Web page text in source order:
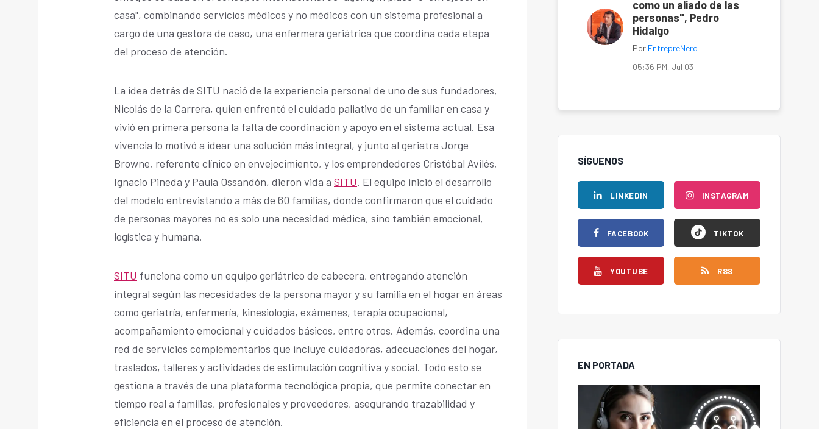
casa", combinando servicios médicos y no médicos con un sistema profesional a
cargo de una gestora de caso, una enfermera geriátrica que coordina cada etapa
del proceso de atención.
La idea detrás de SITU nació de la experiencia personal de uno de sus fundadores,
Nicolás de la Carrera, quien enfrentó el cuidado paliativo de un familiar en casa y
vivió en primera persona la falta de coordinación y apoyo en el sistema actual. Esa
vivencia lo motivó a idear una solución más integral, y junto al geriatra Jorge
Browne, referente clínico en envejecimiento, y los emprendedores Cristóbal Avilés,
Ignacio Pineda y Paula Ossandón, dieron vida a SITU. El equipo inició el desarrollo
del modelo entrevistando a más de 60 familias, donde confirmaron que el cuidado
de personas mayores no es solo una necesidad médica, sino también emocional,
logística y humana.
SITU funciona como un equipo geriátrico de cabecera, entregando atención
integral según las necesidades de la persona mayor y su familia en el hogar en áreas
como geriatría, enfermería, kinesiología, exámenes, terapia ocupacional,
acompañamiento emocional y cuidados básicos, entre otros. Además, coordina una
red de servicios complementarios que incluye cuidadoras, adecuaciones del hogar,
traslados, talleres y actividades de estimulación cognitiva y social. Todo esto se
gestiona a través de una plataforma tecnológica propia, que permite conectar en
tiempo real a familias, profesionales y proveedores, asegurando trazabilidad y
eficiencia en el proceso de atención.
como un aliado de las
personas", Pedro
Hidalgo
Por EntrepreNerd
05:36 PM, Jul 03
SÍGUENOS
LINKEDIN
FACEBOOK
YOUTUBE
INSTAGRAM
TIKTOK
RSS
EN PORTADA